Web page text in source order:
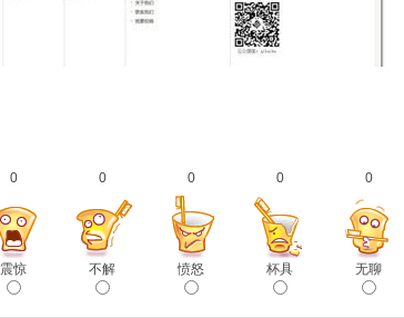
0
震惊
0
不解
0
愤怒
0
杯具
0
无聊